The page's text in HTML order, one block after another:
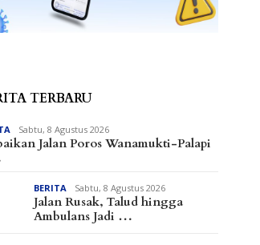
TERBARU
Sabtu, 8 Agustus 2026
Jalan Poros Wanamukti-Palapi
BERITA Sabtu, 8 Agustus 2026
Jalan Rusak, Talud hingga
Ambulans Jadi …